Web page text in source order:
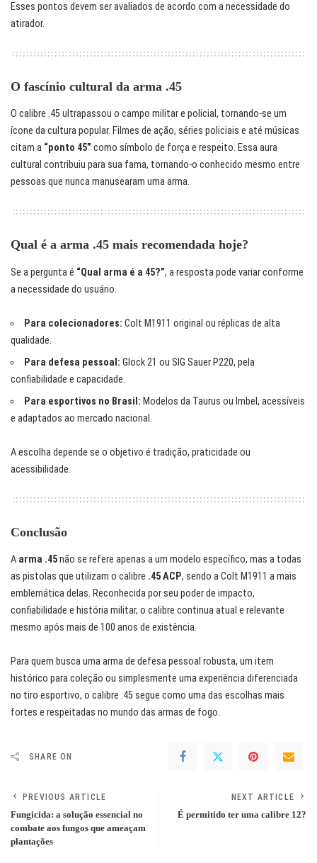
Esses pontos devem ser avaliados de acordo com a necessidade do
atirador.
O fascínio cultural da arma .45
O calibre .45 ultrapassou o campo militar e policial, tornando-se um
ícone da cultura popular. Filmes de ação, séries policiais e até músicas
citam a “ponto 45” como símbolo de força e respeito. Essa aura
cultural contribuiu para sua fama, tornando-o conhecido mesmo entre
pessoas que nunca manusearam uma arma.
Qual é a arma .45 mais recomendada hoje?
Se a pergunta é “Qual arma é a 45?”, a resposta pode variar conforme
a necessidade do usuário.
Para colecionadores: Colt M1911 original ou réplicas de alta
qualidade.
Para defesa pessoal: Glock 21 ou SIG Sauer P220, pela
confiabilidade e capacidade.
Para esportivos no Brasil: Modelos da Taurus ou Imbel, acessíveis
e adaptados ao mercado nacional.
A escolha depende se o objetivo é tradição, praticidade ou
acessibilidade.
Conclusão
A arma .45não se refere apenas a um modelo específico, mas a todas
as pistolas que utilizam o calibre .45 ACP, sendo a Colt M1911 a mais
emblemática delas. Reconhecida por seu poder de impacto,
confiabilidade e história militar, o calibre continua atual e relevante
mesmo após mais de 100 anos de existência.
Para quem busca uma arma de defesa pessoal robusta, um item
histórico para coleção ou simplesmente uma experiência diferenciada
no tiro esportivo, o calibre .45 segue como uma das escolhas mais
fortes e respeitadas no mundo das armas de fogo.
SHARE ON
PREVIOUS ARTICLE
Fungicida: a solução essencial no
combate aos fungos que ameaçam
plantações
NEXT ARTICLE
É permitido ter uma calibre 12?